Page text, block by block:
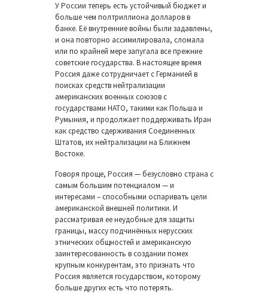
У России теперь есть устойчивый бюджет и
больше чем полтриллиона долларов в
банке. Её внутренние войны были задавлены,
и она повторно ассимилировала, сломала
или по крайней мере запугала все прежние
советские государства. В настоящее время
Россия даже сотрудничает с Германией в
поисках средств нейтрализации
американских военных союзов с
государствами НАТО, такими как Польша и
Румыния, и продолжает поддерживать Иран
как средство сдерживания Соединенных
Штатов, их нейтрализации на Ближнем
Востоке.
Говоря проще, Россия — безусловно страна с
самым большим потенциалом — и
интересами – способными оспаривать цели
американской внешней политики. И
рассматривая ее неудобные для защиты
границы, массу подчинённых нерусских
этнических общностей и американскую
заинтересованность в создании помех
крупным конкурентам, это признать что
Россия является государством, которому
больше других есть что потерять.